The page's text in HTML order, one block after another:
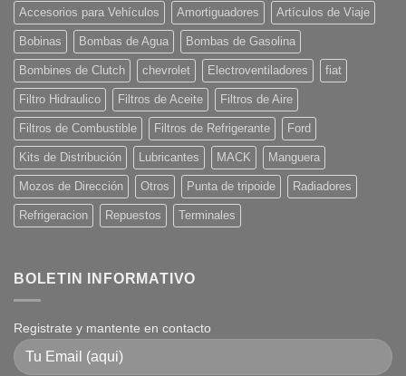
Accesorios para Vehículos Amortiguadores Artículos de Viaje
Bobinas Bombas de Agua Bombas de Gasolina
Bombines de Clutch chevrolet Electroventiladores fiat
Filtro Hidraulico Filtros de Aceite Filtros de Aire
Filtros de Combustible Filtros de Refrigerante Ford
Kits de Distribución Lubricantes MACK Manguera
Mozos de Dirección Otros Punta de tripoide Radiadores
Refrigeracion Repuestos Terminales
BOLETIN INFORMATIVO
Registrate y mantente en contacto